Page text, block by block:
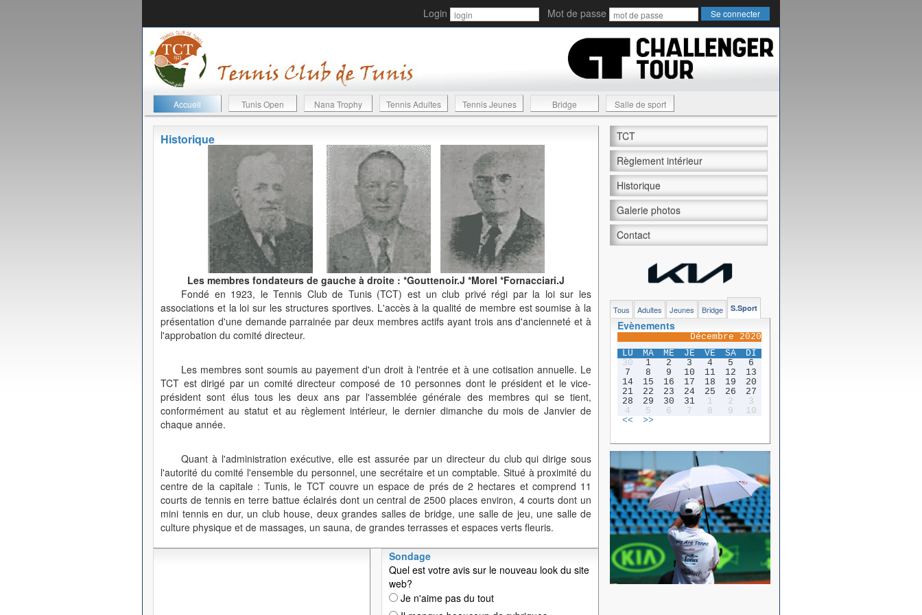
Login Mot de passe
Accueil Tunis Open Nana Trophy Tennis Adultes Tennis Jeunes Bridge Salle de sport
Historique
Les membres fondateurs de gauche à droite : *Gouttenoir.J *Morel *Fornacciari.J
Fondé en 1923, le Tennis Club de Tunis (TCT) est un club privé régi par la loi sur les
associations et la loi sur les structures sportives. L'accès à la qualité de membre est soumise à la
présentation d'une demande parrainée par deux membres actifs ayant trois ans d'ancienneté et à
l'approbation du comité directeur.
Les membres sont soumis au payement d'un droit à l'entrée et à une cotisation annuelle. Le
TCT est dirigé par un comité directeur composé de 10 personnes dont le président et le vice-
président sont élus tous les deux ans par l'assemblée générale des membres qui se tient,
conformément au statut et au règlement intérieur, le dernier dimanche du mois de Janvier de
chaque année.
Quant à l'administration exécutive, elle est assurée par un directeur du club qui dirige sous
l'autorité du comité l'ensemble du personnel, une secrétaire et un comptable. Situé à proximité du
centre de la capitale : Tunis, le TCT couvre un espace de prés de 2 hectares et comprend 11
courts de tennis en terre battue éclairés dont un central de 2500 places environ, 4 courts dont un
mini tennis en dur, un club house, deux grandes salles de bridge, une salle de jeu, une salle de
culture physique et de massages, un sauna, de grandes terrasses et espaces verts fleuris.
Sondage
Quel est votre avis sur le nouveau look du site
web?
Je n'aime pas du tout
TCT
Règlement intérieur
Historique
Galerie photos
Contact
Tous Adultes Jeunes Bridge S.Sport
Evènements
Décembre 2020
LU
MA ME JE VE SA
DI
30
1 2 3 4 5
6
7
8 9 10 11 12
13
14
15 16 17 18 19
20
21
22 23 24 25 26
27
28
29 30 31 1 2
3
4
5 6 7 8 9
10
<<
>>